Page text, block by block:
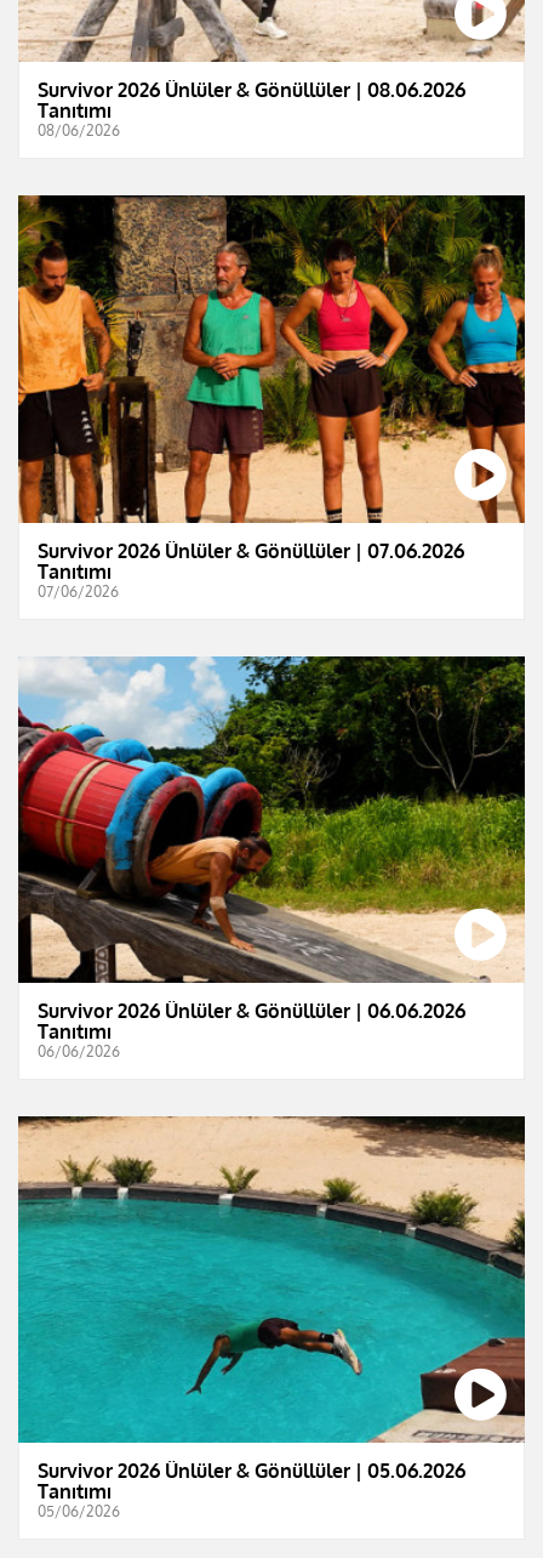
Survivor 2026 Ünlüler & Gönüllüler | 08.06.2026
Tanıtımı
08/06/2026
Survivor 2026 Ünlüler & Gönüllüler | 07.06.2026
Tanıtımı
07/06/2026
Survivor 2026 Ünlüler & Gönüllüler | 06.06.2026
Tanıtımı
06/06/2026
Survivor 2026 Ünlüler & Gönüllüler | 05.06.2026
Tanıtımı
05/06/2026